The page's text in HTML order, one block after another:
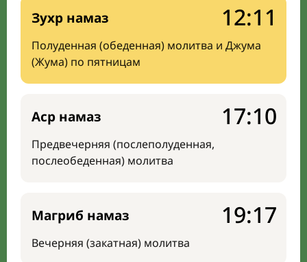
Зухр намаз
Полуденная (обеденная) молитва и Джума
(Жума) по пятницам
12:11
Аср намаз
Предвечерняя (послеполуденная,
послеобеденная) молитва
17:10
Магриб намаз
Вечерняя (закатная) молитва
19:17